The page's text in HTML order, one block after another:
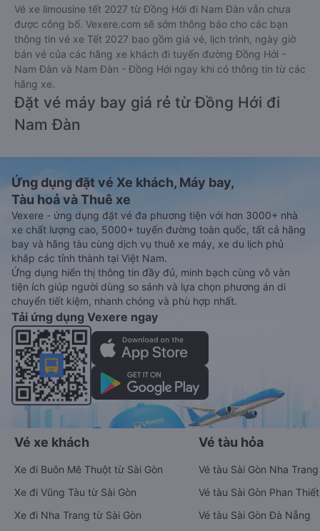
Vé xe limousine tết 2027 từ Đồng Hới đi Nam Đàn vẫn chưa
được công bố. Vexere.com sẽ sớm thông báo cho các bạn
thông tin vé xe Tết 2027 bao gồm giá vé, lịch trình, ngày giờ
bán vé của các hãng xe khách đi tuyến đường Đồng Hới -
Nam Đàn và Nam Đàn - Đồng Hới ngay khi có thông tin từ các
hãng xe.
Đặt vé máy bay giá rẻ từ Đồng Hới đi
Nam Đàn
Ứng dụng đặt vé Xe khách, Máy bay,
Tàu hoả và Thuê xe
Vexere - ứng dụng đặt vé đa phương tiện với hơn 3000+ nhà
xe chất lượng cao, 5000+ tuyến đường toàn quốc, tất cả hãng
bay và hãng tàu cùng dịch vụ thuê xe máy, xe du lịch phủ
khắp các tỉnh thành tại Việt Nam.
Ứng dụng hiển thị thông tin đầy đủ, minh bạch cùng vô vàn
tiện ích giúp người dùng so sánh và lựa chọn phương án di
chuyển tiết kiệm, nhanh chóng và phù hợp nhất.
Tải ứng dụng Vexere ngay
Vé xe khách
Xe đi Buôn Mê Thuột từ Sài Gòn
Xe đi Vũng Tàu từ Sài Gòn
Xe đi Nha Trang từ Sài Gòn
Vé tàu hỏa
Vé tàu Sài Gòn Nha Trang
Vé tàu Sài Gòn Phan Thiết
Vé tàu Sài Gòn Đà Nẵng